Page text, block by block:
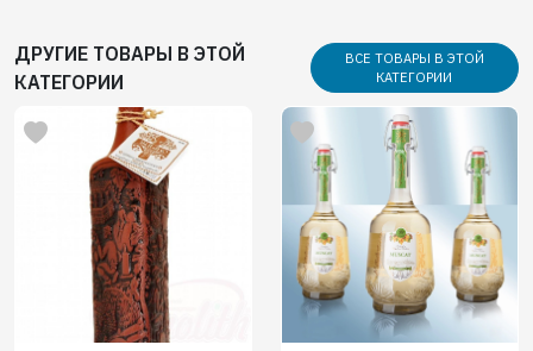
ДРУГИЕ ТОВАРЫ В ЭТОЙ
КАТЕГОРИИ
ВСЕ ТОВАРЫ В ЭТОЙ
КАТЕГОРИИ